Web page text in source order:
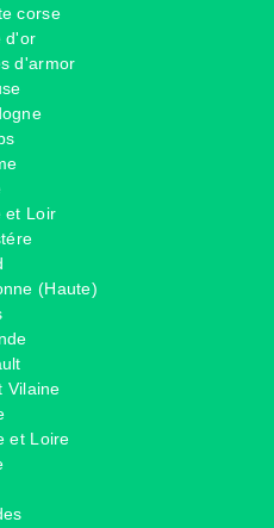
corse
d'or
d'armor
et Loir
(Haute)
Vilaine
et Loire